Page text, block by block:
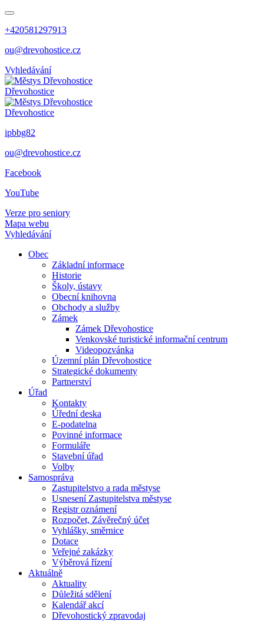
+420581297913
ou@drevohostice.cz
Vyhledávání
Dřevohostice
Dřevohostice
ipbbg82
ou@drevohostice.cz
Facebook
YouTube
Verze pro seniory
Mapa webu
Vyhledávání
Obec
Základní informace
Historie
Školy, ústavy
Obecní knihovna
Obchody a služby
Zámek
Zámek Dřevohostice
Venkovské turistické informační centrum
Videopozvánka
Územní plán Dřevohostice
Strategické dokumenty
Partnerství
Úřad
Kontakty
Úřední deska
E-podatelna
Povinné informace
Formuláře
Stavební úřad
Volby
Samospráva
Zastupitelstvo a rada městyse
Usnesení Zastupitelstva městyse
Registr oznámení
Rozpočet, Závěrečný účet
Vyhlášky, směrnice
Dotace
Veřejné zakázky
Výběrová řízení
Aktuálně
Aktuality
Důležitá sdělení
Kalendář akcí
Dřevohostický zpravodaj